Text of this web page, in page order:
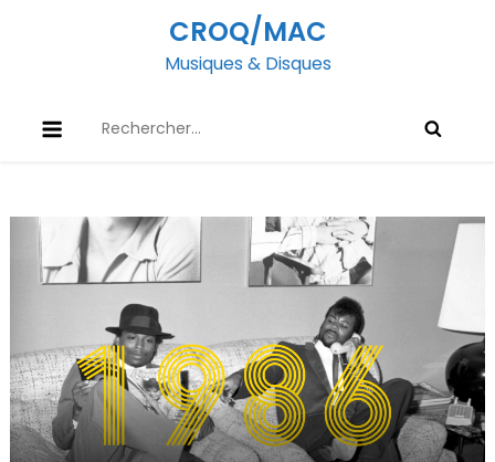
CROQ/MAC
Musiques & Disques